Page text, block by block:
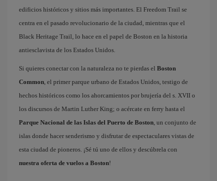
edificios históricos y sitios más importantes. El Freedom Trail se
centra en el pasado revolucionario de la ciudad, mientras que el
Black Heritage Trail, lo hace en el papel de Boston en la historia
antiesclavista de los Estados Unidos.
Si quieres conectar con la naturaleza no te pierdas el Boston
Common , el primer parque urbano de Estados Unidos, testigo de
hechos históricos como los ahorcamientos por brujería del s. XVII o
los discursos de Martin Luther King; o acércate en ferry hasta el
Parque Nacional de las Islas del Puerto de Boston , un conjunto de
islas donde hacer senderismo y disfrutar de espectaculares vistas de
esta ciudad de pioneros. ¡Sé tú uno de ellos y descúbrela con
nuestra oferta de vuelos a Boston!